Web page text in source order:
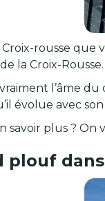
Croix-rousse que
la Croix-Rousse.
l’âme
évolue avec
savoir plus ?
plouf